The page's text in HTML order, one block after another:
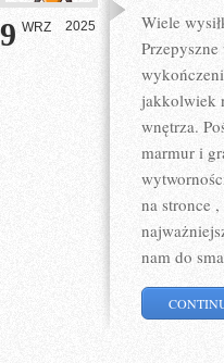
9 WRZ 2025
Wiele
jakkolwiek
wnętrza.
marmur i
na stronce
nam do